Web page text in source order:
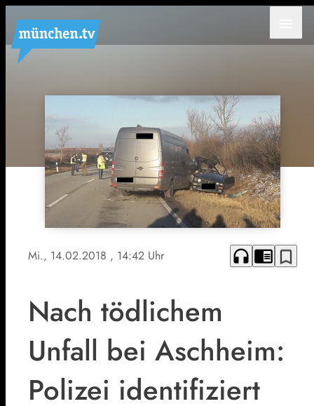
Mi., 14.02.2018 , 14:42 Uhr headphones chrome_reader_mode bookmark_border
Nach tödlichem
Unfall bei Aschheim:
Polizei identifiziert